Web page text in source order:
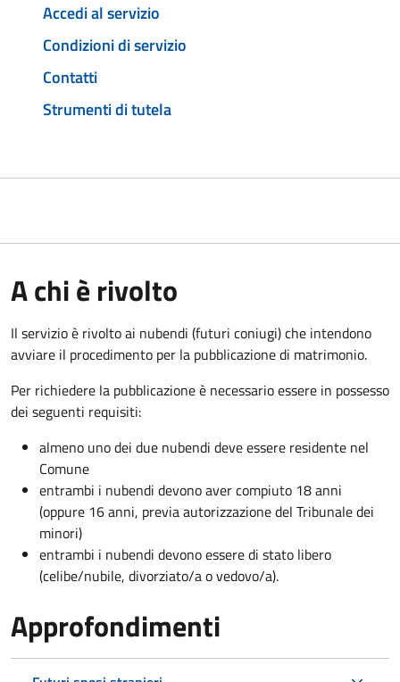
Accedi al servizio
Condizioni di servizio
Contatti
Strumenti di tutela
A chi è rivolto
Il servizio è rivolto ai nubendi (futuri coniugi) che intendono
avviare il procedimento per la pubblicazione di matrimonio.
Per richiedere la pubblicazione è necessario essere in possesso
dei seguenti requisiti:
almeno uno dei due nubendi deve essere residente nel
Comune
entrambi i nubendi devono aver compiuto 18 anni
(oppure 16 anni, previa autorizzazione del Tribunale dei
minori)
entrambi i nubendi devono essere di stato libero
(celibe/nubile, divorziato/a o vedovo/a).
Approfondimenti